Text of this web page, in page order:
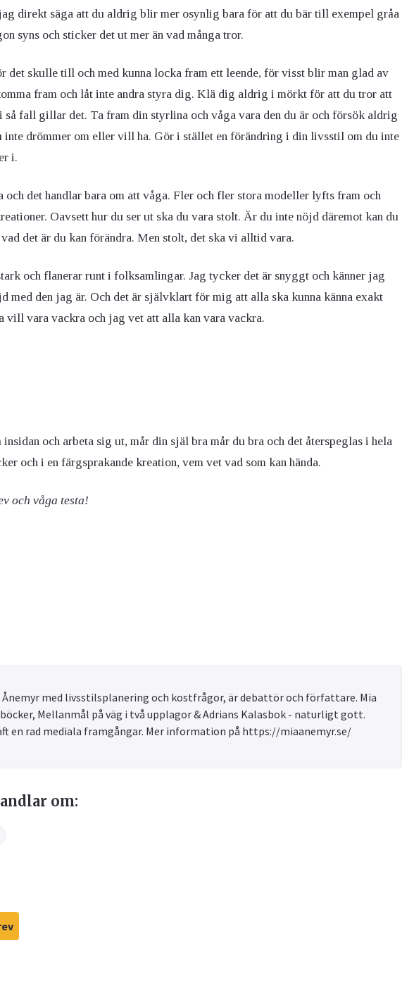
direkt säga att du aldrig blir mer osynlig bara för att du bär till exempel gråa
syns och sticker det ut mer än vad många tror.
det skulle till och med kunna locka fram ett leende, för visst blir man glad av
fram och låt inte andra styra dig. Klä dig aldrig i mörkt för att du tror att
så fall gillar det. Ta fram din styrlina och våga vara den du är och försök aldrig
inte drömmer om eller vill ha. Gör i stället en förändring i din livsstil om du inte
i.
och det handlar bara om att våga. Fler och fler stora modeller lyfts fram och
Oavsett hur du ser ut ska du vara stolt. Är du inte nöjd däremot kan du
det är du kan förändra. Men stolt, det ska vi alltid vara.
och flanerar runt i folksamlingar. Jag tycker det är snyggt och känner jag
med den jag är. Och det är självklart för mig att alla ska kunna känna exakt
vill vara vackra och jag vet att alla kan vara vackra.
och arbeta sig ut, mår din själ bra mår du bra och det återspeglas i hela
och i en färgsprakande kreation, vem vet vad som kan hända.
och våga testa!
Ånemyr med livsstilsplanering och kostfrågor, är debattör och författare. Mia
Mellanmål på väg i två upplagor & Adrians Kalasbok - naturligt gott.
en rad mediala framgångar. Mer information på https://miaanemyr.se/
om: